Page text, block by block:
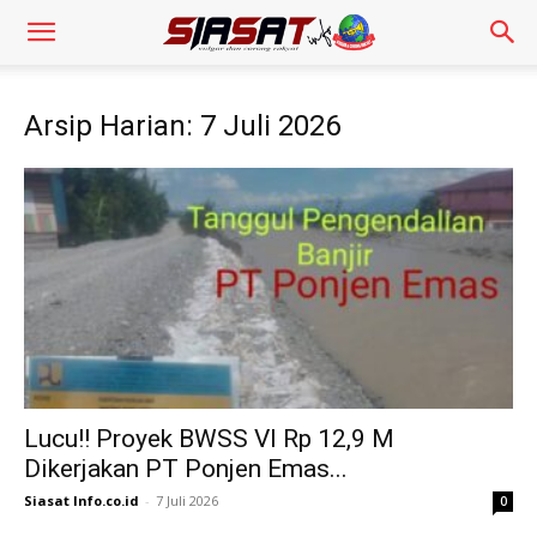
Arsip Harian: 7 Juli 2026
Lucu!! Proyek BWSS VI Rp 12,9 M
Dikerjakan PT Ponjen Emas...
Siasat Info.co.id - 7 Juli 2026 0